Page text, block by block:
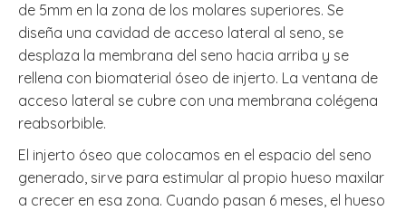
de 5mm en la zona de los molares superiores. Se
diseña una cavidad de acceso lateral al seno, se
desplaza la membrana del seno hacia arriba y se
rellena con biomaterial óseo de injerto. La ventana de
acceso lateral se cubre con una membrana colégena
reabsorbible.
El injerto óseo que colocamos en el espacio del seno
generado, sirve para estimular al propio hueso maxilar
a crecer en esa zona. Cuando pasan 6 meses, el hueso